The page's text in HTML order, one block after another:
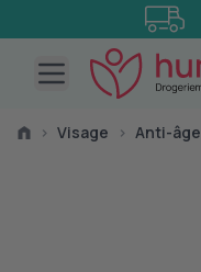
Open main menu
› Visage › Anti-âge